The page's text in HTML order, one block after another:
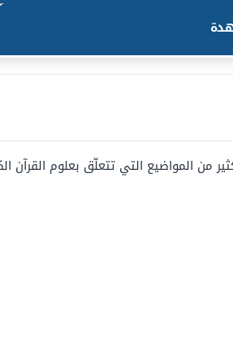
من المواضيع التي تتعلّق بعلوم القرآن